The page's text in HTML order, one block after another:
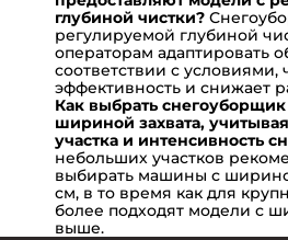
глубиной чистки?
регулируемой глубиной
операторам адаптировать
соответствии с условиями,
эффективность и снижает
Как выбрать
шириной захвата,
участка и интенсивность
небольших участков
выбирать машины с
см, в то время как для
более подходят модели с
выше.